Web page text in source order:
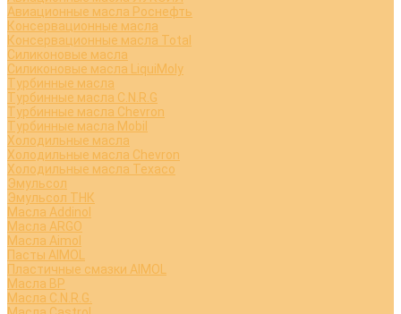
Авиационные масла Роснефть
Консервационные масла
Консервационные масла Total
Силиконовые масла
Силиконовые масла LiquiMoly
Турбинные масла
Турбинные масла C.N.R.G
Турбинные масла Chevron
Турбинные масла Mobil
Холодильные масла
Холодильные масла Chevron
Холодильные масла Texaco
Эмульсол
Эмульсол ТНК
Масла Addinol
Масла ARGO
Масла Aimol
Пасты AIMOL
Пластичные смазки AIMOL
Масла BP
Масла C.N.R.G.